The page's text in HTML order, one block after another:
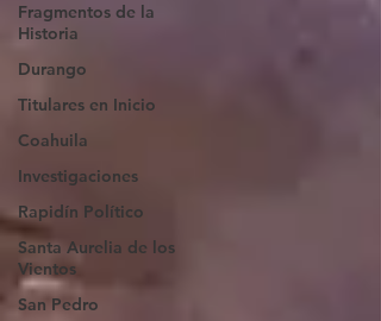
Fragmentos de la
Historia
Durango
Titulares en Inicio
Coahuila
Investigaciones
Rapidín Político
Santa Aurelia de los
Vientos
San Pedro